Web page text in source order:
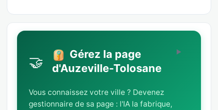
🤝
Gérez la page
d'Auzeville-Tolosane
Vous connaissez votre ville ? Devenez
gestionnaire de sa page : l'IA la fabrique,